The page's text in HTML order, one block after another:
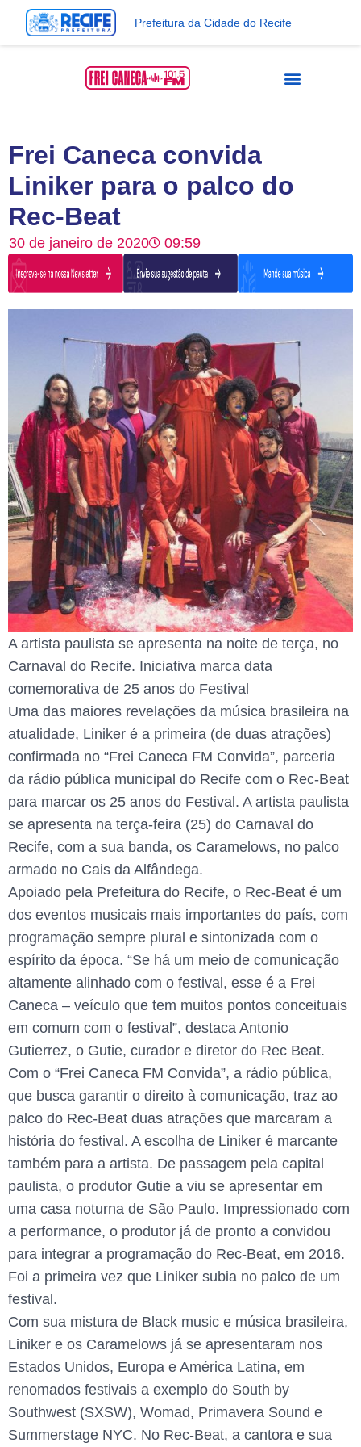
Prefeitura da Cidade do Recife
Frei Caneca convida
Liniker para o palco do
Rec-Beat
30 de janeiro de 2020 09:59
A artista paulista se apresenta na noite de terça, no
Carnaval do Recife. Iniciativa marca data
comemorativa de 25 anos do Festival
Uma das maiores revelações da música brasileira na
atualidade, Liniker é a primeira (de duas atrações)
confirmada no “Frei Caneca FM Convida”, parceria
da rádio pública municipal do Recife com o Rec-Beat
para marcar os 25 anos do Festival. A artista paulista
se apresenta na terça-feira (25) do Carnaval do
Recife, com a sua banda, os Caramelows, no palco
armado no Cais da Alfândega.
Apoiado pela Prefeitura do Recife, o Rec-Beat é um
dos eventos musicais mais importantes do país, com
programação sempre plural e sintonizada com o
espírito da época. “Se há um meio de comunicação
altamente alinhado com o festival, esse é a Frei
Caneca – veículo que tem muitos pontos conceituais
em comum com o festival”, destaca Antonio
Gutierrez, o Gutie, curador e diretor do Rec Beat.
Com o “Frei Caneca FM Convida”, a rádio pública,
que busca garantir o direito à comunicação, traz ao
palco do Rec-Beat duas atrações que marcaram a
história do festival. A escolha de Liniker é marcante
também para a artista. De passagem pela capital
paulista, o produtor Gutie a viu se apresentar em
uma casa noturna de São Paulo. Impressionado com
a performance, o produtor já de pronto a convidou
para integrar a programação do Rec-Beat, em 2016.
Foi a primeira vez que Liniker subia no palco de um
festival.
Com sua mistura de Black music e música brasileira,
Liniker e os Caramelows já se apresentaram nos
Estados Unidos, Europa e América Latina, em
renomados festivais a exemplo do South by
Southwest (SXSW), Womad, Primavera Sound e
Summerstage NYC. No Rec-Beat, a cantora e sua